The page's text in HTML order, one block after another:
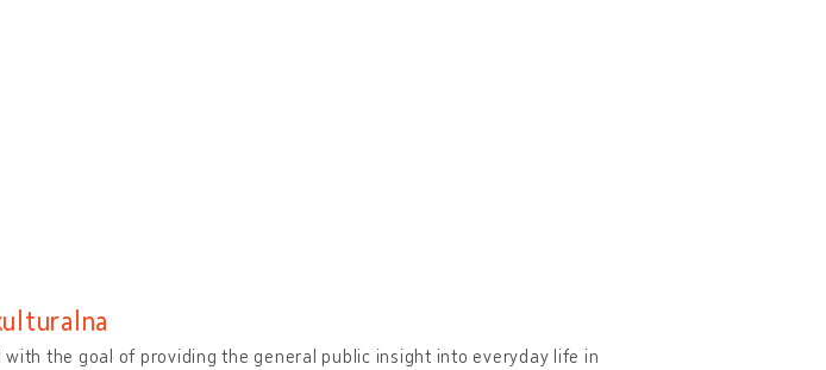
the goal of providing the general public insight into everyday life in